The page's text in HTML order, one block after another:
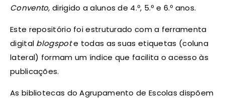
Convento, dirigido a alunos de 4.º, 5.º e 6.º anos.
Este repositório foi estruturado com a ferramenta
digital blogspote todas as suas etiquetas (coluna
lateral) formam um índice que facilita o acesso às
publicações.
As bibliotecas do Agrupamento de Escolas dispõem